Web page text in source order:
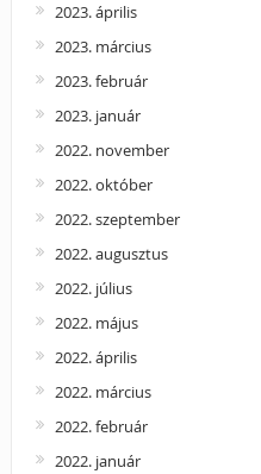
2023. április
2023. március
2023. február
2023. január
2022. november
2022. október
2022. szeptember
2022. augusztus
2022. július
2022. május
2022. április
2022. március
2022. február
2022. január